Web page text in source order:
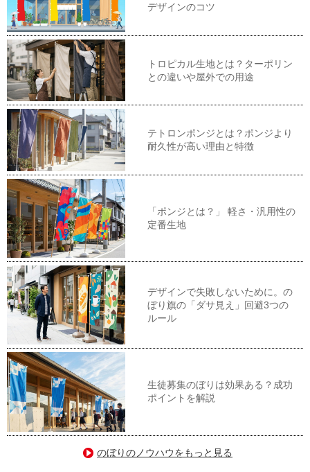
デザインのコツ
トロピカル生地とは？ターポリン
との違いや屋外での用途
テトロンポンジとは？ポンジより
耐久性が高い理由と特徴
「ポンジとは？」 軽さ・汎用性の
定番生地
デザインで失敗しないために。の
ぼり旗の「ダサ見え」回避3つの
ルール
生徒募集のぼりは効果ある？成功
ポイントを解説
のぼりのノウハウをもっと見る